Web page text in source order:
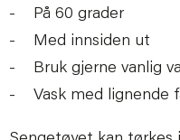
- På 60 grader
- Med innsiden ut
- Bruk gjerne vanlig
- Vask med lignende